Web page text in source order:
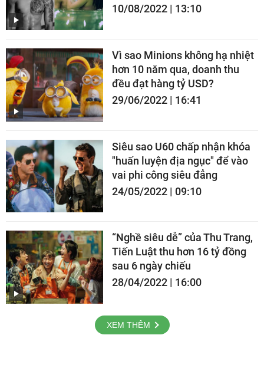
10/08/2022 | 13:10
Vì sao Minions không hạ nhiệt
hơn 10 năm qua, doanh thu
đều đạt hàng tỷ USD?
29/06/2022 | 16:41
Siêu sao U60 chấp nhận khóa
"huấn luyện địa ngục" để vào
vai phi công siêu đẳng
24/05/2022 | 09:10
“Nghề siêu dễ” của Thu Trang,
Tiến Luật thu hơn 16 tỷ đồng
sau 6 ngày chiếu
28/04/2022 | 16:00
XEM THÊM